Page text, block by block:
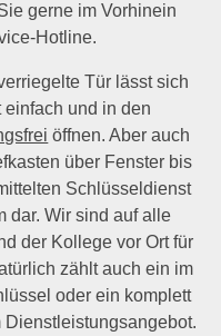
gerne im Vorhinein
Hotline.
Tür lässt sich
einfach und in den
öffnen. Aber auch
über Fenster bis
Schlüsseldienst
dar. Wir sind auf alle
der Kollege vor Ort für
zählt auch ein im
oder ein komplett